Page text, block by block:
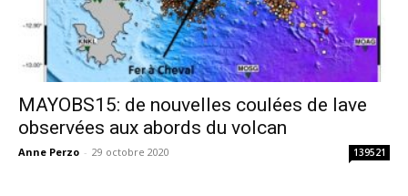
MAYOBS15: de nouvelles coulées de lave
observées aux abords du volcan
Anne Perzo - 29 octobre 2020 139521